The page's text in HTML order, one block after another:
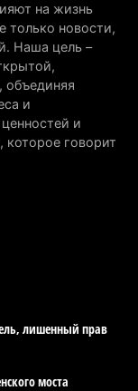
проект
191
в
162
год после
академию
на жизнь
только новости,
Наша цель –
объединяя
и
и
которое говорит
лишенный прав
моста